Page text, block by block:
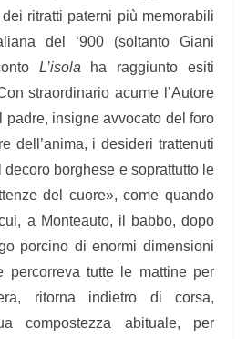
ritratti paterni più memorabili
del ‘900 (soltanto Giani
L’isola ha raggiunto esiti
straordinario acume l’Autore
padre, insigne avvocato del foro
dell’anima, i desideri trattenuti
borghese e soprattutto le
del cuore», come quando
a Monteauto, il babbo, dopo
porcino di enormi dimensioni
percorreva tutte le mattine per
ritorna indietro di corsa,
compostezza abituale, per